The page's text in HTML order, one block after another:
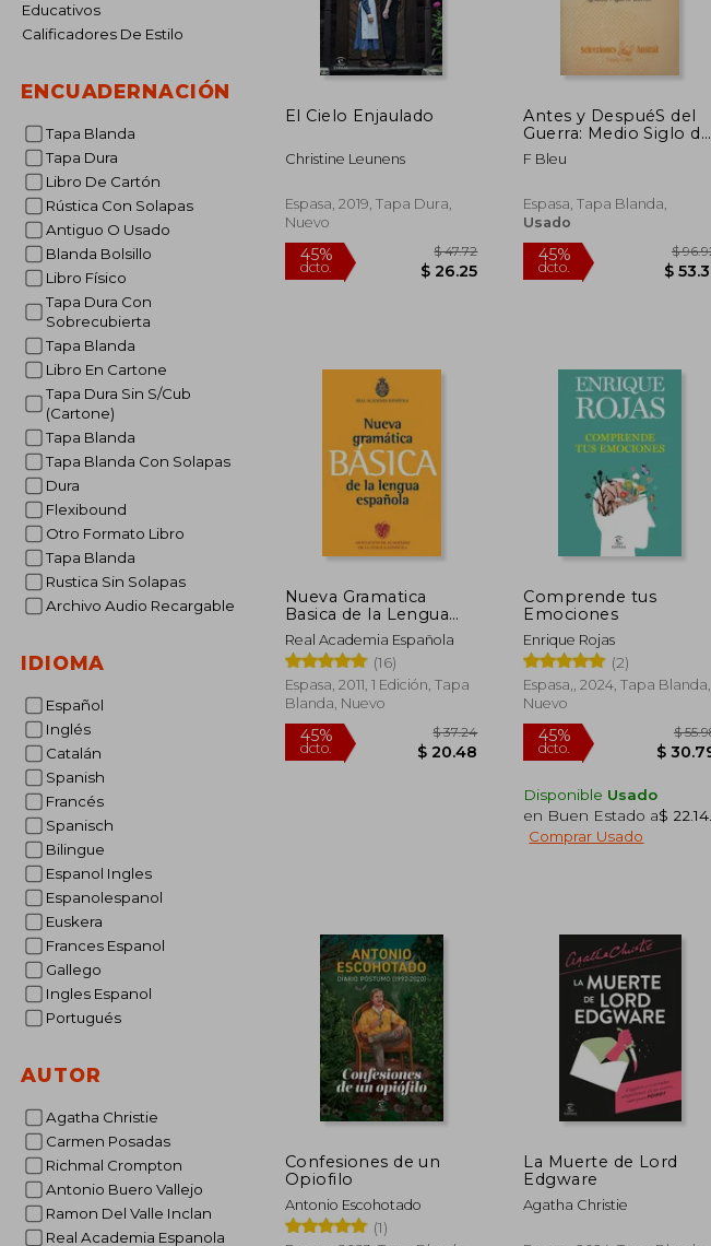
Educativos
Calificadores De Estilo
ENCUADERNACIÓN
Tapa Blanda
Tapa Dura
Libro De Cartón
Rústica Con Solapas
Antiguo O Usado
Blanda Bolsillo
Libro Físico
Tapa Dura Con
Sobrecubierta
Tapa Blanda
Libro En Cartone
Tapa Dura Sin S/Cub
(Cartone)
Tapa Blanda
Tapa Blanda Con Solapas
Dura
Flexibound
Otro Formato Libro
Tapa Blanda
Rustica Sin Solapas
Archivo Audio Recargable
IDIOMA
Español
Inglés
Catalán
Spanish
Francés
Spanisch
Bilingue
Espanol Ingles
Espanolespanol
Euskera
Frances Espanol
Gallego
Ingles Espanol
Portugués
AUTOR
Agatha Christie
Carmen Posadas
Richmal Crompton
Antonio Buero Vallejo
Ramon Del Valle Inclan
Real Academia Espanola
El Cielo Enjaulado
Christine Leunens
Espasa, 2019, Tapa Dura,
Nuevo
45%
dcto.
Antes y DespuéS del
Guerra: Medio Siglo de
Toreo
F Bleu
Espasa, Tapa Blanda,
Usado
45%
dcto.
Nueva Gramatica
Basica de la Lengua
Española
Real Academia Española
(16)
Espasa, 2011, 1 Edición, Tapa
Blanda, Nuevo
45%
dcto.
Comprende tus
Emociones
Enrique Rojas
(2)
Espasa,, 2024, Tapa Blanda,
Nuevo
45%
dcto.
Disponible Usado
en Buen Estado a$ 22.14
Comprar Usado
Confesiones de un
Opiofilo
Antonio Escohotado
(1)
La Muerte de Lord
Edgware
Agatha Christie